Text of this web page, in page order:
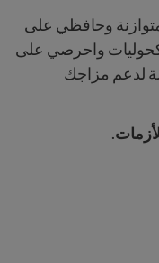
وحافظي على
واحرصي على
كل ليلة لدعم مزاجك
.